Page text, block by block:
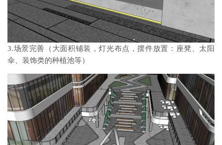
3.场景完善（大面积铺装，灯光布点，摆件放置：座凳、太阳
伞、装饰类的种植池等）